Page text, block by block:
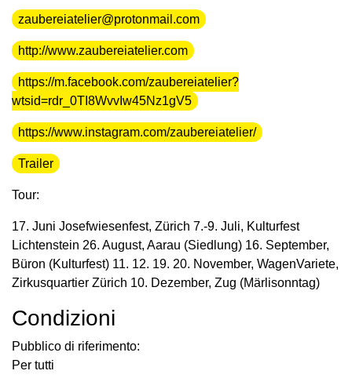
zaubereiatelier@protonmail.com
http://www.zaubereiatelier.com
https://m.facebook.com/zaubereiatelier?
wtsid=rdr_0TI8WvvIw45Nz1gV5
https://www.instagram.com/zaubereiatelier/
Trailer
Tour:
17. Juni Josefwiesenfest, Zürich 7.-9. Juli, Kulturfest
Lichtenstein 26. August, Aarau (Siedlung) 16. September,
Büron (Kulturfest) 11. 12. 19. 20. November, WagenVariete,
Zirkusquartier Zürich 10. Dezember, Zug (Märlisonntag)
Condizioni
Pubblico di riferimento:
Per tutti